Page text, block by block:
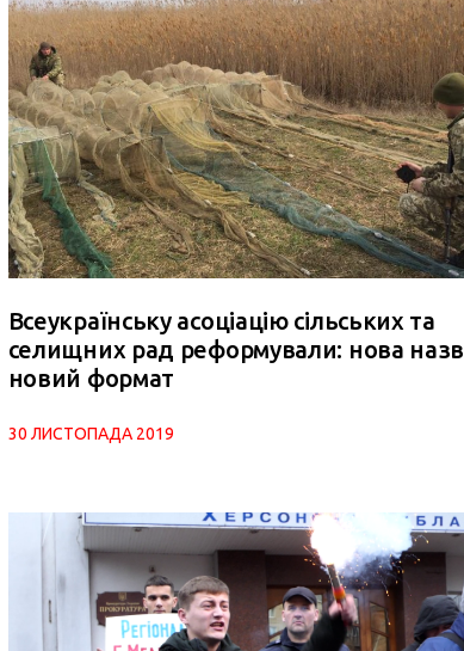
Всеукраїнську асоціацію сільських та
селищних рад реформували: нова
новий формат
30 ЛИСТОПАДА 2019